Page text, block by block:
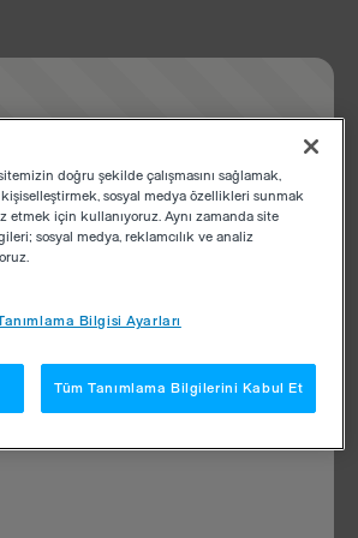
doğru şekilde çalışmasını sağlamak,
sosyal medya özellikleri sunmak
etmek için kullanıyoruz. Aynı zamanda site
sosyal medya, reklamcılık ve analiz
Bilgisi Ayarları
Tüm Tanımlama Bilgilerini Kabul Et